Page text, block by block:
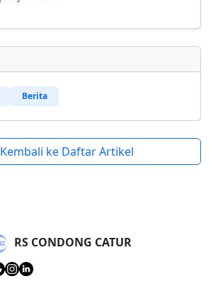
Berita
Kembali ke Daftar Artikel
RS CONDONG CATUR